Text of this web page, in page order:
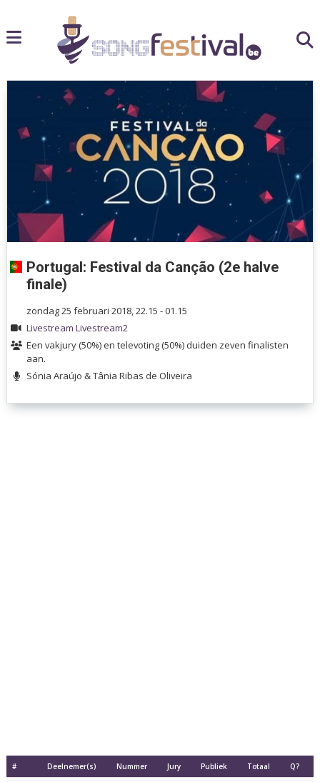
Portugal: Festival da Canção (2e halve
finale)
zondag 25 februari 2018, 22.15 - 01.15
Livestream Livestream2
Een vakjury (50%) en televoting (50%) duiden zeven finalisten
aan.
Sónia Araújo & Tânia Ribas de Oliveira
# Deelnemer(s) Nummer Jury Publiek Totaal Q?